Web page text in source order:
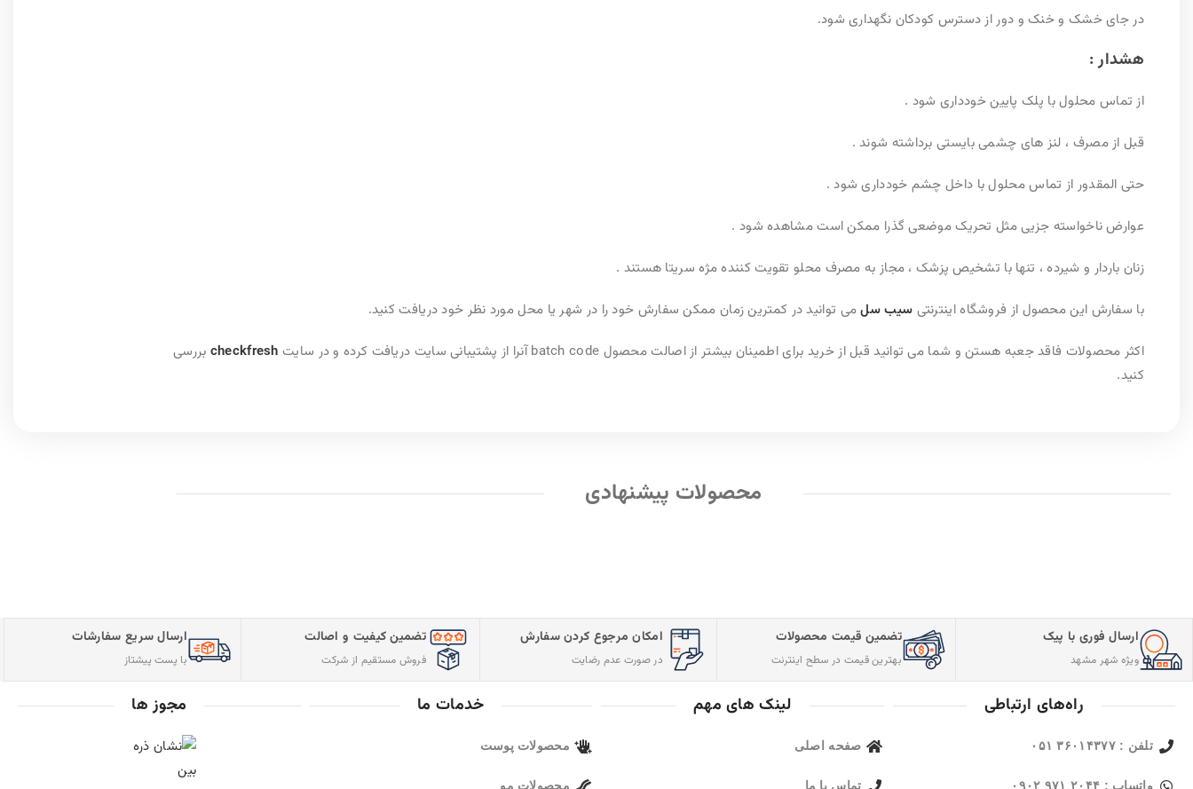
در جای خشک و خنک و دور از دسترس کودکان نگهداری شود.
هشدار :
از تماس محلول با پلک پایین خودداری شود .
قبل از مصرف ، لنز های چشمی بایستی برداشته شوند .
حتی المقدور از تماس محلول با داخل چشم خودداری شود .
عوارض ناخواسته جزیی مثل تحریک موضعی گذرا ممکن است مشاهده شود .
زنان باردار و شیرده ، تنها با تشخیص پزشک ، مجاز به مصرف محلو تقویت کننده مژه سریتا هستند .
با سفارش این محصول از فروشگاه اینترنتی سیب سلمی توانید در کمترین زمان ممکن سفارش خود را در شهر یا محل مورد نظر خود دریافت کنید.
اکثر محصولات فاقد جعبه هستن و شما می توانید قبل از خرید برای اطمینان بیشتر از اصالت محصول batch codeآنرا از پشتیبانی سایت دریافت کرده و در سایت checkfresh بررسی
کنید.
محصولات پیشنهادی
ارسال فوری با پیک
ویژه شهر مشهد
تضمین قیمت محصولات
بهترین قیمت در سطح اینترنت
امکان مرجوع کردن سفارش
در صورت عدم رضایت
تضمین کیفیت و اصالت
فروش مستقیم از شرکت
ارسال سریع سفارشات
با پست پیشتاز
راه‌های ارتباطی
تلفن : ۳۶۰۱۴۳۷۷ ۰۵۱
واتساپ : ۲۰۴۴ ۹۷۱ ۰۹۰۲
لینک های مهم
صفحه اصلی
تماس با ما
خدمات ما
محصولات پوست
محصولات مو
مجوز ها